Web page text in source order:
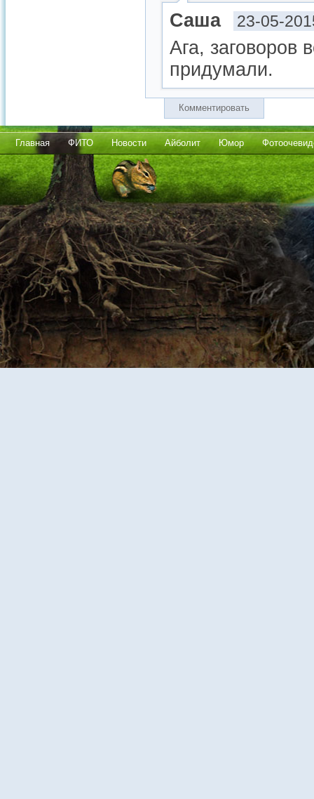
Саша 23-05-
Ага, заговоров
придумали.
Комментировать
Главная ФИТО Новости Айболит Юмор